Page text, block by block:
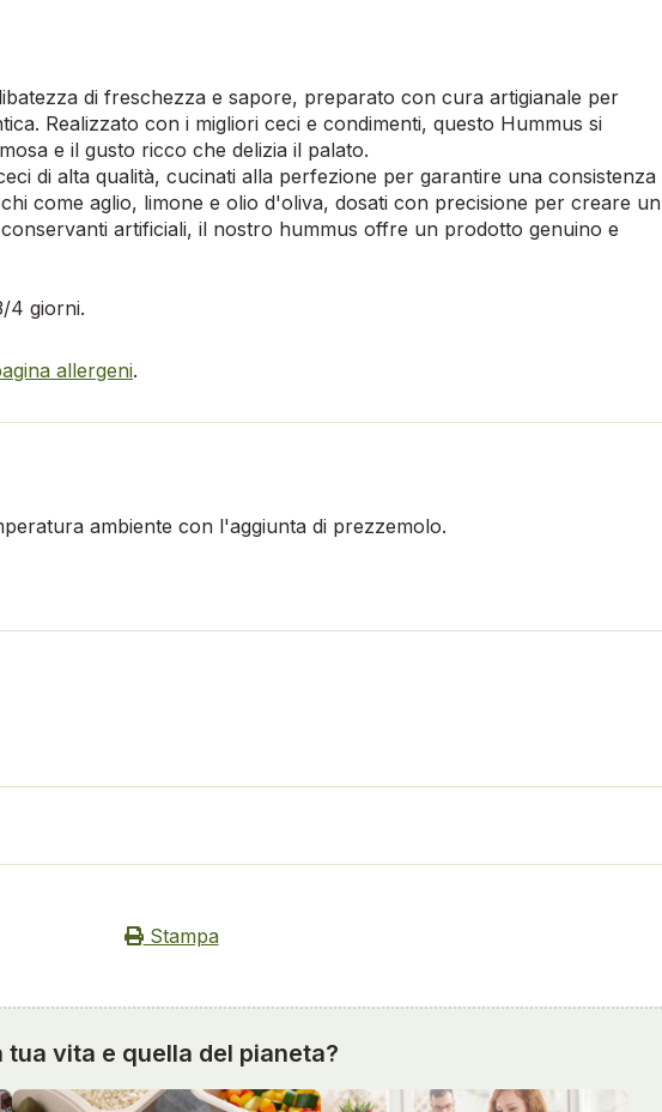
di freschezza e sapore, preparato con cura artigianale per
Realizzato con i migliori ceci e condimenti, questo Hummus si
e il gusto ricco che delizia il palato.
di alta qualità, cucinati alla perfezione per garantire una consistenza
come aglio, limone e olio d'oliva, dosati con precisione per creare un
artificiali, il nostro hummus offre un prodotto genuino e
4 giorni.
allergeni.
ambiente con l'aggiunta di prezzemolo.
Stampa
tua vita e quella del pianeta?